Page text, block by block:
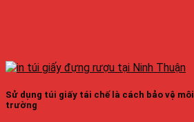
Sử dụng túi giấy tái chế là cách bảo vệ môi
trường